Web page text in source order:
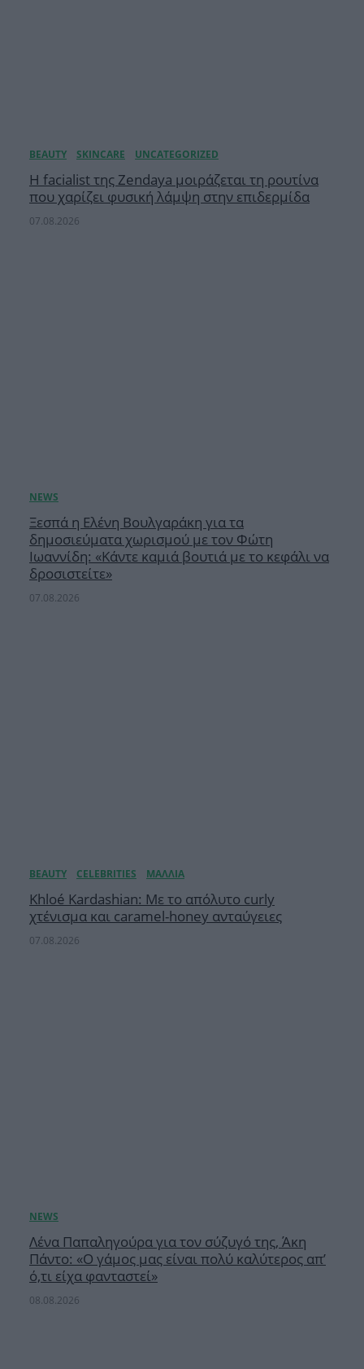
Η facialist της Zendaya μοιράζεται τη ρουτίνα
που χαρίζει φυσική λάμψη στην επιδερμίδα
07.08.2026
Ξεσπά η Ελένη Βουλγαράκη για τα
δημοσιεύματα χωρισμού με τον Φώτη
Ιωαννίδη: «Κάντε καμιά βουτιά με το κεφάλι να
δροσιστείτε»
07.08.2026
Khloé Kardashian: Με το απόλυτο curly
χτένισμα και caramel-honey ανταύγειες
07.08.2026
Λένα Παπαληγούρα για τον σύζυγό της, Άκη
Πάντο: «Ο γάμος μας είναι πολύ καλύτερος απ’
ό,τι είχα φανταστεί»
08.08.2026